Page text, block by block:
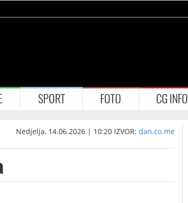
SPORT FOTO CG INFO
Nedjelja, 14.06.2026 | 10:20 IZVOR:dan.co.me